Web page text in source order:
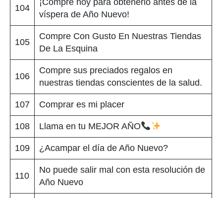
104
víspera de Año Nuevo!
105
Compre Con Gusto En Nuestras Tiendas
De La Esquina
106
Compre sus preciados regalos en
nuestras tiendas conscientes de la salud.
107 Comprar es mi placer
108 Llama en tu MEJOR AÑO
109 ¿Acampar el día de Año Nuevo?
110
No puede salir mal con esta resolución de
Año Nuevo